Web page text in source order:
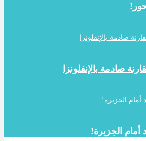
صادمة بالإنفلونزا
الجزيرة!